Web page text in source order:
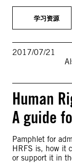
学习资源
2017/07/21
Human
A guide
Pamphlet for
HRFS is, how it
or support it in